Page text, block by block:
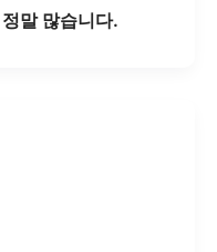
말 많습니다.